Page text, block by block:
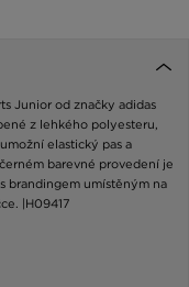
Junior od značky adidas
z lehkého polyesteru,
elastický pas a
barevné provedení je
brandingem umístěným na
|H09417